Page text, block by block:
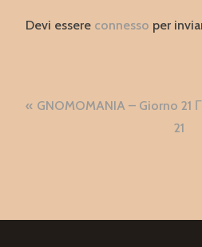
Devi essere connesso per
Navigazione
GNOMOMANIA – Giorno
21